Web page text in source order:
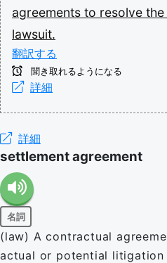
agreements to resolve the
lawsuit.
翻訳する
聞き取れるようになる
詳細
詳細
settlement agreement
名詞
(law) A contractual
actual or potential